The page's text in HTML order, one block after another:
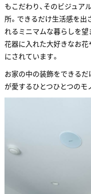
もこだわり、そのビジュア
所。できるだけ生活感を出
れるミニマムな暮らしを望
花器に入れた大好きなお
にされています。
お家の中の装飾をできるだ
が愛するひとつひとつのモ